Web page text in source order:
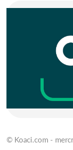
© Koaci.com -